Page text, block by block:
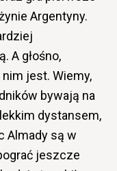
Argentyny.
A głośno,
jest. Wiemy,
bywają na
dystansem,
Almady są w
jeszcze